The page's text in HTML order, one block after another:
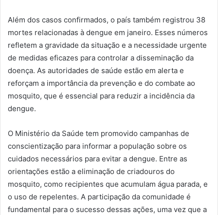
Além dos casos confirmados, o país também registrou 38
mortes relacionadas à dengue em janeiro. Esses números
refletem a gravidade da situação e a necessidade urgente
de medidas eficazes para controlar a disseminação da
doença. As autoridades de saúde estão em alerta e
reforçam a importância da prevenção e do combate ao
mosquito, que é essencial para reduzir a incidência da
dengue.
O Ministério da Saúde tem promovido campanhas de
conscientização para informar a população sobre os
cuidados necessários para evitar a dengue. Entre as
orientações estão a eliminação de criadouros do
mosquito, como recipientes que acumulam água parada, e
o uso de repelentes. A participação da comunidade é
fundamental para o sucesso dessas ações, uma vez que a